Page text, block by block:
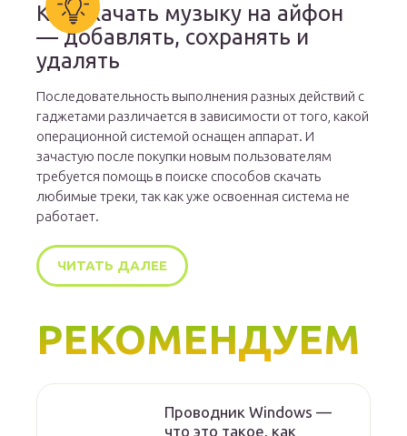
Как скачать музыку на айфон
— добавлять, сохранять и
удалять
Последовательность выполнения разных действий с
гаджетами различается в зависимости от того, какой
операционной системой оснащен аппарат. И
зачастую после покупки новым пользователям
требуется помощь в поиске способов скачать
любимые треки, так как уже освоенная система не
работает.
ЧИТАТЬ ДАЛЕЕ
РЕКОМЕНДУЕМ
Проводник Windows —
что это такое, как